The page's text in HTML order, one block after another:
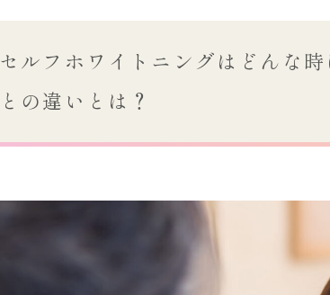
セルフホワイトニングはどんな
との違いとは？